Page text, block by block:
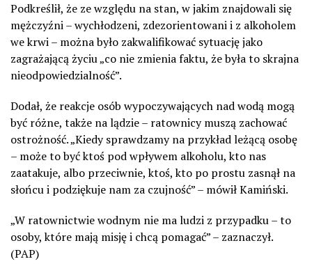
Podkreślił, że ze względu na stan, w jakim znajdowali się
mężczyźni – wychłodzeni, zdezorientowani i z alkoholem
we krwi – można było zakwalifikować sytuację jako
zagrażającą życiu „co nie zmienia faktu, że była to skrajna
nieodpowiedzialność”.
Dodał, że reakcje osób wypoczywających nad wodą mogą
być różne, także na lądzie – ratownicy muszą zachować
ostrożność. „Kiedy sprawdzamy na przykład leżącą osobę
– może to być ktoś pod wpływem alkoholu, kto nas
zaatakuje, albo przeciwnie, ktoś, kto po prostu zasnął na
słońcu i podziękuje nam za czujność” – mówił Kamiński.
„W ratownictwie wodnym nie ma ludzi z przypadku – to
osoby, które mają misję i chcą pomagać” – zaznaczył.
(PAP)